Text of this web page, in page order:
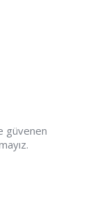
güvenen